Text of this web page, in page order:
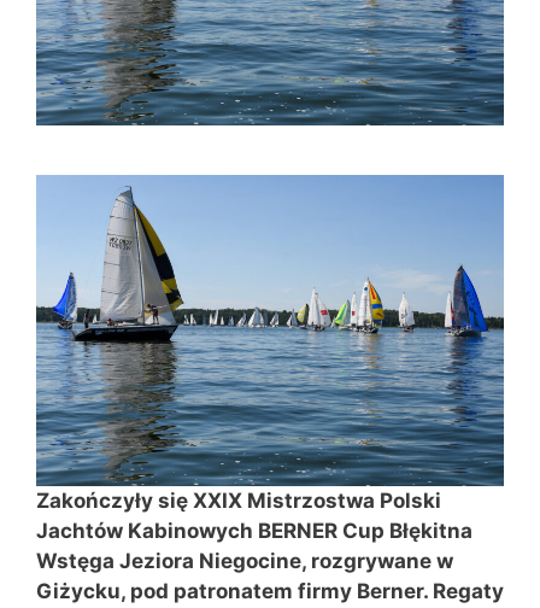
Zakończyły się XXIX Mistrzostwa Polski
Jachtów Kabinowych BERNER Cup Błękitna
Wstęga Jeziora Niegocine, rozgrywane w
Giżycku, pod patronatem firmy Berner. Regaty